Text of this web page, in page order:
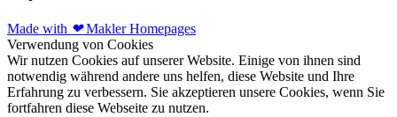
Made with ❤Makler Homepages
Verwendung von Cookies
Wir nutzen Cookies auf unserer Website. Einige von ihnen sind
notwendig während andere uns helfen, diese Website und Ihre
Erfahrung zu verbessern. Sie akzeptieren unsere Cookies, wenn Sie
fortfahren diese Webseite zu nutzen.